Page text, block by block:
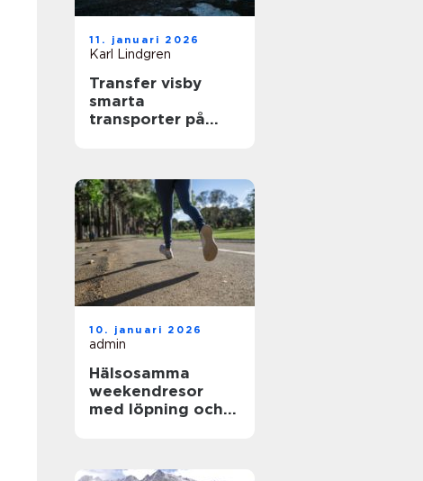
11. januari 2026
Karl Lindgren
Transfer visby
smarta
transporter på
10. januari 2026
admin
Hälsosamma
weekendresor
med löpning och